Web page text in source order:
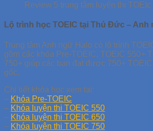
Review 5 trung tâm luyện thi
Lộ trình học TOEIC tại Thủ Đức – Anh
Trung tâm Anh ngữ Halo có lộ trình
gồm các khóa Pre-TOEIC, TOEIC 550+
750+ giúp các bạn đạt được 750+
gốc.
Chi tiết khóa học xem tại:
– Khóa Pre-TOEIC
– Khóa luyện thi TOEIC 550
– Khóa luyện thi TOEIC 650
– Khóa luyện thi TOEIC 750